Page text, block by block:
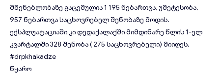
მშენებლობაზე გაცემულია 1 195 ნებართვა, უმეტესობა,
957 ნებართვა საცხოვრებელ შენობაზე მოდის.
ექსპლუატაციაში კი დედაქალაქში მიმდინარე წლის 1-ელ
კვარტალში 328 შენობა ( 275 საცხოვრებელი) მიიღეს.
#drpkhakadze
წყარო